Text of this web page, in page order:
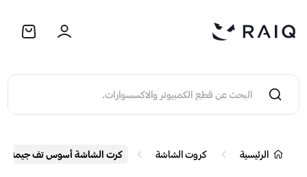
الرئيسية كروت الشاشة كرت الشاشة أسوس تف جيمنج 5070 TI